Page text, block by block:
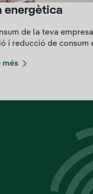
energètica
de la teva
i reducció de consum
més